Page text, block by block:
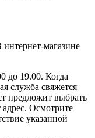
магазине
до 19.00. Когда
служба свяжется
предложит выбрать
адрес. Осмотрите
указанной